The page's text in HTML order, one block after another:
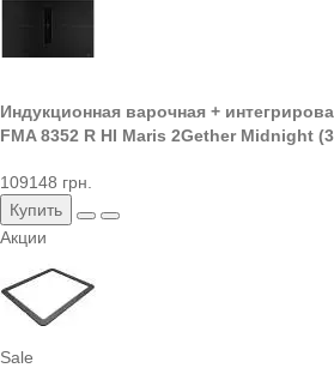
Индукционная варочная +
FMA 8352 R HI Maris 2Gether Midnight
109148 грн.
Купить
Акции
Sale